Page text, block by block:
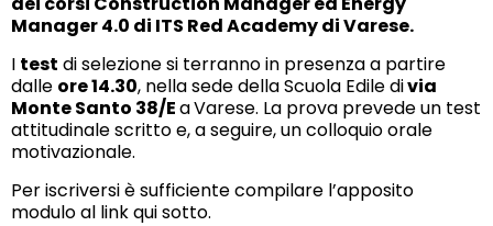
Manager 4.0 di ITS Red Academy di Varese.
I test di selezione si terranno in presenza a partire
dalle ore 14.30, nella sede della Scuola Edile divia
Monte Santo 38/EaVarese. La prova prevede un test
attitudinale scritto e, a seguire, un colloquio orale
motivazionale.
Per iscriversi è sufficiente compilare l’apposito
modulo al link qui sotto.